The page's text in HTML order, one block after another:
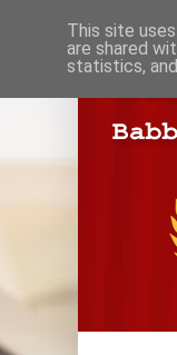
This site
are shared
statistics,